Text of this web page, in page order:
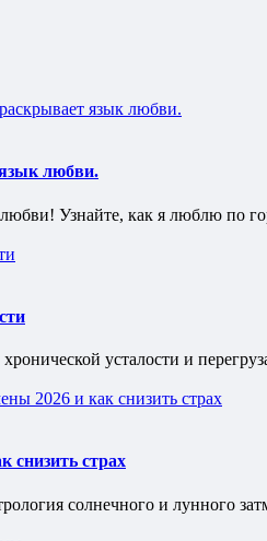
любви.
Узнайте, как я люблю по
усталости и
снизить страх
солнечного и лунного